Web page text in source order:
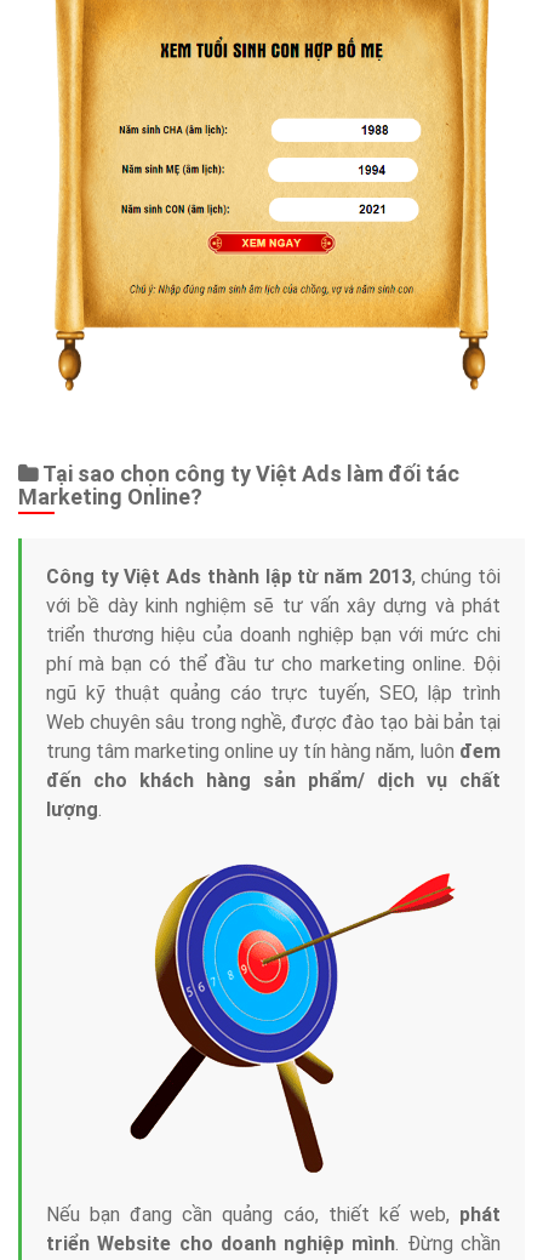
Tại sao chọn công ty Việt Ads làm đối tác
Marketing Online?
Công ty Việt Ads thành lập từ năm 2013, chúng tôi
với bề dày kinh nghiệm sẽ tư vấn xây dựng và phát
triển thương hiệu của doanh nghiệp bạn với mức chi
phí mà bạn có thể đầu tư cho marketing online. Đội
ngũ kỹ thuật quảng cáo trực tuyến, SEO, lập trình
Web chuyên sâu trong nghề, được đào tạo bài bản tại
trung tâm marketing online uy tín hàng năm, luôn đem
đến cho khách hàng sản phẩm/ dịch vụ chất
lượng.
Nếu bạn đang cần quảng cáo, thiết kế web, phát
triển Website cho doanh nghiệp mình. Đừng chần